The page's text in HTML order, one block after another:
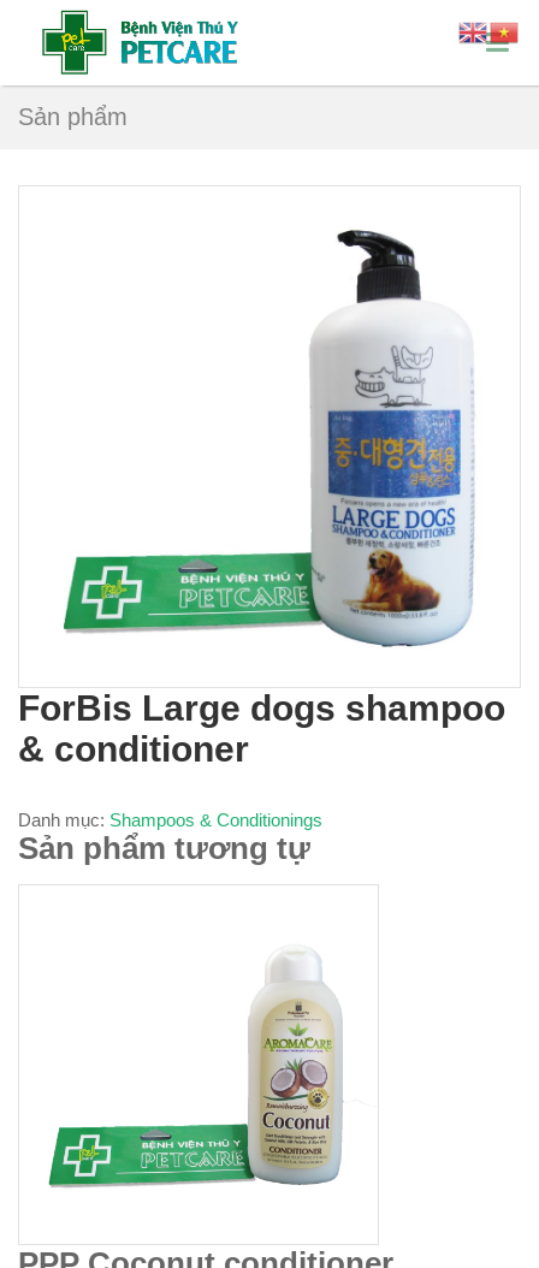
Sản phẩm
ForBis Large dogs shampoo
& conditioner
Danh mục: Shampoos & Conditionings
Sản phẩm tương tự